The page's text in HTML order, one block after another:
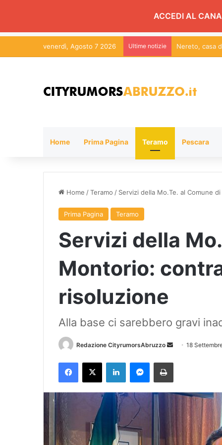
ACCEDI AL
venerdì, Agosto 7 2026 Ultime notizie
Home Prima Pagina Teramo Pescara
Home /Teramo / Servizi della Mo.Te. al Comune
Prima Pagina Teramo
Servizi della
Montorio:
risoluzione
Alla base ci sarebbero gravi
Redazione CityrumorsAbruzzo
i
a
e
18